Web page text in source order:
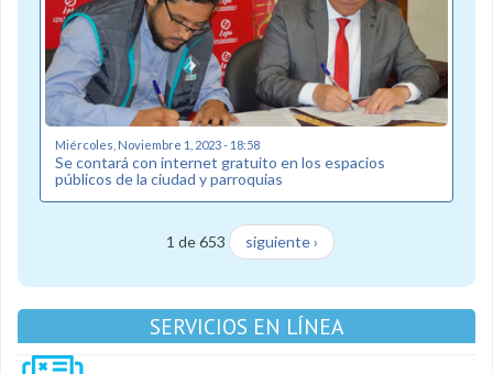
Miércoles, Noviembre 1, 2023 - 18:58
Se contará con internet gratuito en los espacios
públicos de la ciudad y parroquias
1 de 653 siguiente ›
SERVICIOS EN LÍNEA